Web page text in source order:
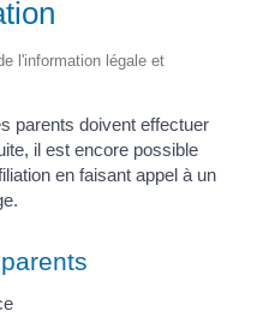
l'information légale et
parents doivent effectuer
il est encore possible
en faisant appel à un